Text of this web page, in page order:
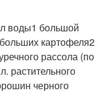
л воды1 большой
картофеля2
рассола (по
растительного
черного